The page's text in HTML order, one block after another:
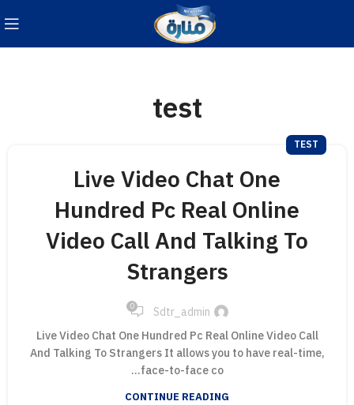
test
TEST
Live Video Chat One
Hundred Pc Real Online
Video Call And Talking To
Strangers
Sdtr_admin
0
Live Video Chat One Hundred Pc Real Online Video Call
And Talking To Strangers It allows you to have real-time,
face-to-face co...
CONTINUE READING